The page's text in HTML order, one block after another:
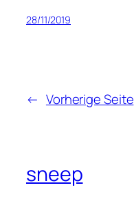
28/11/2019
← Vorherige Seite
sneep